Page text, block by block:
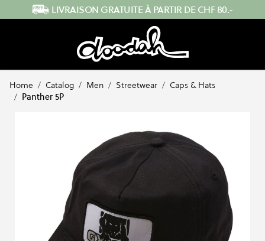
Skip to Content ENVOI RAPIDE DEPUIS LA
Home / Catalog / Men / Streetwear / Caps & Hats
/ Panther 5P